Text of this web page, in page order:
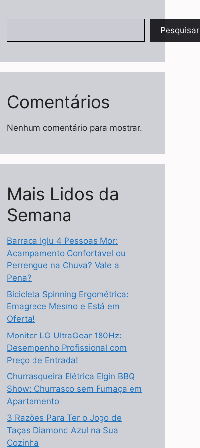
Pesquisar
Comentários
Nenhum comentário para mostrar.
Mais Lidos da
Semana
Barraca Iglu 4 Pessoas Mor:
Acampamento Confortável ou
Perrengue na Chuva? Vale a
Pena?
Bicicleta Spinning Ergométrica:
Emagrece Mesmo e Está em
Oferta!
Monitor LG UltraGear 180Hz:
Desempenho Profissional com
Preço de Entrada!
Churrasqueira Elétrica Elgin BBQ
Show: Churrasco sem Fumaça em
Apartamento
3 Razões Para Ter o Jogo de
Taças Diamond Azul na Sua
Cozinha